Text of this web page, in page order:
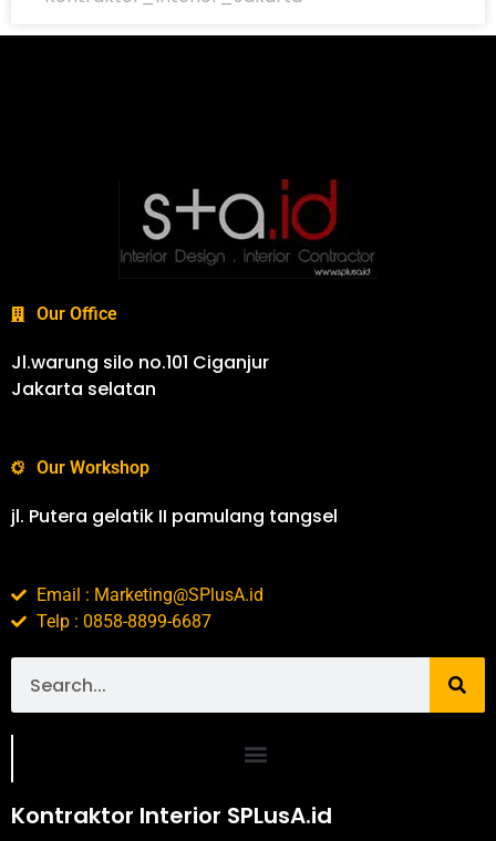
Our Office
Jl.warung silo no.101 Ciganjur
Jakarta selatan
Our Workshop
jl. Putera gelatik II pamulang tangsel
Email : Marketing@SPlusA.id
Telp : 0858-8899-6687
Kontraktor Interior SPLusA.id